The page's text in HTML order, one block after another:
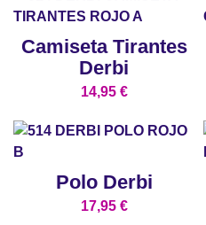
Camiseta Tirantes
Derbi
14,95 €
Polo Derbi
17,95 €